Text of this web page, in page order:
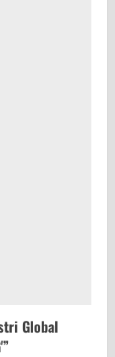
Global